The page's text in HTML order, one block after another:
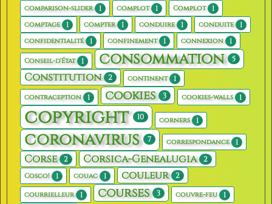
comparison-slider 1 complot 1 Complot 1
comptage 1 compter 1 conduire 1 conduite 1
confidentialité 1 confinement 1 connexion 1
Conseil-d'État 1 consommation 5
Constitution 2 continent 1
contraception 1 cookies 3 cookies-walls 1
copyright 10 corners 1
coronavirus 7 correspondance 1
Corse 2 Corsica-Genealugia 2
Cosco! 1 couac 1 couleur 2
courrielleur 1 courses 3 couvre-feu 1